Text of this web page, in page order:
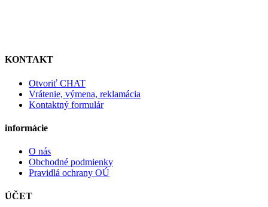
KONTAKT
Otvoriť CHAT
Vrátenie, výmena, reklamácia
Kontaktný formulár
informácie
O nás
Obchodné podmienky
Pravidlá ochrany OÚ
ÚČET